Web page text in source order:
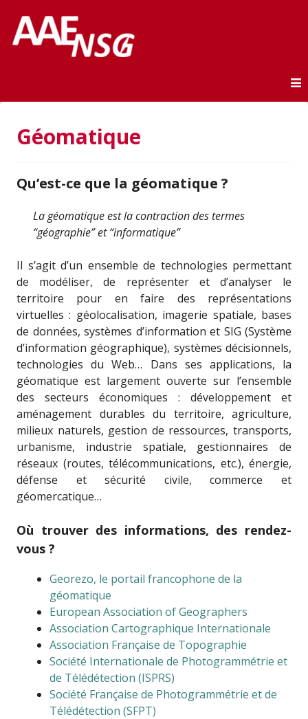
AAE-ENSG
Géomatique
Qu’est-ce que la géomatique ?
La géomatique est la contraction des termes
“géographie” et “informatique”
Il s’agit d’un ensemble de technologies permettant
de modéliser, de représenter et d’analyser le
territoire pour en faire des représentations
virtuelles : géolocalisation, imagerie spatiale, bases
de données, systèmes d’information et SIG (Système
d’information géographique), systèmes décisionnels,
technologies du Web… Dans ses applications, la
géomatique est largement ouverte sur l’ensemble
des secteurs économiques : développement et
aménagement durables du territoire, agriculture,
milieux naturels, gestion de ressources, transports,
urbanisme, industrie spatiale, gestionnaires de
réseaux (routes, télécommunications, etc.), énergie,
défense et sécurité civile, commerce et
géomercatique…
Où trouver des informations, des rendez-
vous ?
Georezo, le portail francophone de la
géomatique
European Association of Geographers
Association Cartographique Internationale
Association Française de Topographie
Société Internationale de Photogrammétrie et
de Télédétection (ISPRS)
Société Française de Photogrammétrie et de
Télédétection (SFPT)